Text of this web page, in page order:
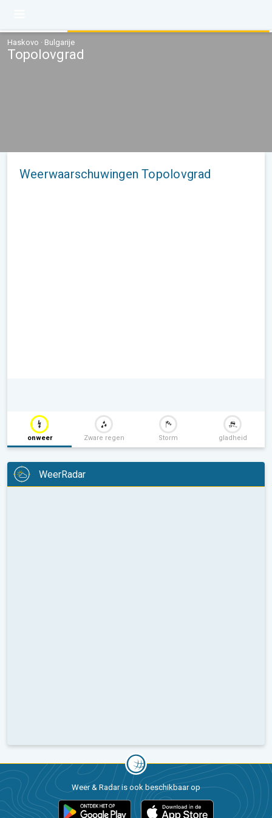
Haskovo · Bulgarije
Topolovgrad
Weerwaarschuwingen Topolovgrad
onweer Zware regen Storm gladheid
WeerRadar
Weer & Radar is ook beschikbaar op